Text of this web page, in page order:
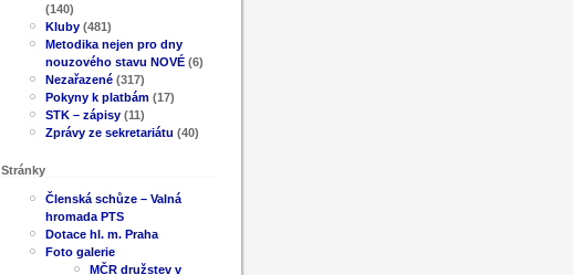
(140)
Kluby (481)
Metodika nejen pro dny
nouzového stavu NOVÉ (6)
Nezařazené (317)
Pokyny k platbám (17)
STK – zápisy (11)
Zprávy ze sekretariátu (40)
Stránky
Členská schůze – Valná
hromada PTS
Dotace hl. m. Praha
Foto galerie
MČR družstev v